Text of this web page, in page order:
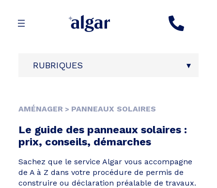
RUBRIQUES
AMÉNAGER > PANNEAUX SOLAIRES
Le guide des panneaux solaires :
prix, conseils, démarches
Sachez que le service Algar vous accompagne
de A à Z dans votre procédure de permis de
construire ou déclaration préalable de travaux.